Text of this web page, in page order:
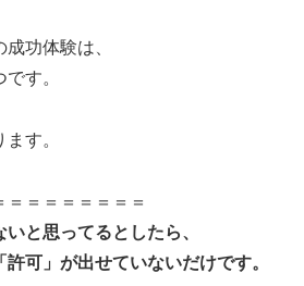
功体験は、
す。
す。
＝＝＝＝＝＝＝＝
と思ってるとしたら、
可」が出せていないだけです。